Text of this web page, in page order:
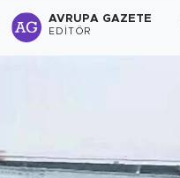
AVRUPA GAZETE
EDITÖR